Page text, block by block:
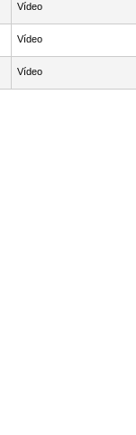
Vídeo
Vídeo
Vídeo